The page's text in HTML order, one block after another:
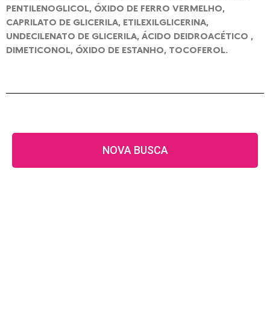
PENTILENOGLICOL, ÓXIDO DE FERRO VERMELHO,
CAPRILATO DE GLICERILA, ETILEXILGLICERINA,
UNDECILENATO DE GLICERILA, ÁCIDO DEIDROACÉTICO ,
DIMETICONOL, ÓXIDO DE ESTANHO, TOCOFEROL.
NOVA BUSCA